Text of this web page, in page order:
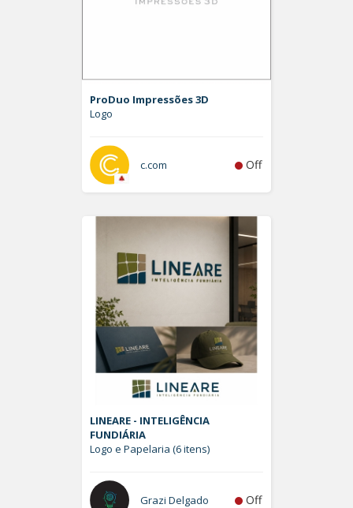
ProDuo Impressões 3D
Logo
c.com Off
LINEARE - INTELIGÊNCIA
FUNDIÁRIA
Logo e Papelaria (6 itens)
Grazi Delgado Off